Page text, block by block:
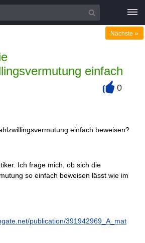
einfach
Nächste »
0
einfach beweisen?
Ich frage mich, ob sich die
so einfach beweisen lässt wie im
publication/391942969_A_mat